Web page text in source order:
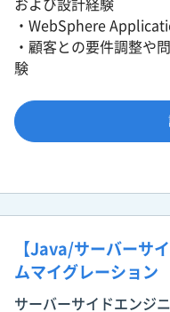
および設計経験
・WebSphere
・顧客との要件調整や
験
【Java/サーバーサ
ムマイグレーション
サーバーサイドエンジ